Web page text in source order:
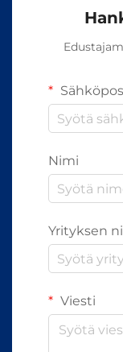
Nimi
Yrityksen
Viesti